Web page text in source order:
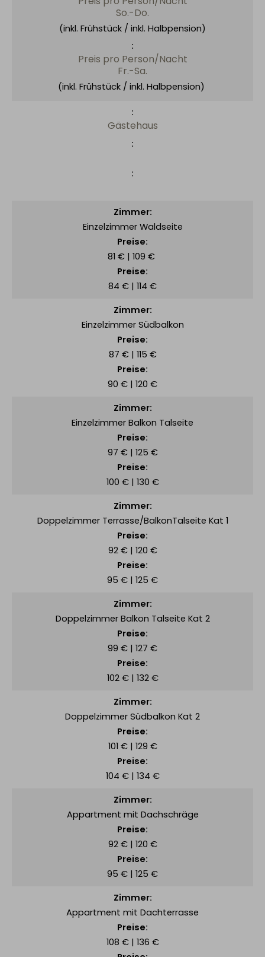
So.-Do.
(inkl. Frühstück / inkl. Halbpension)
Preis pro Person/Nacht
Fr.-Sa.
(inkl. Frühstück / inkl. Halbpension)
Gästehaus
Einzelzimmer Waldseite
81 € | 109 €
84 € | 114 €
Einzelzimmer Südbalkon
87 € | 115 €
90 € | 120 €
Einzelzimmer Balkon Talseite
97 € | 125 €
100 € | 130 €
Doppelzimmer Terrasse/BalkonTalseite Kat 1
92 € | 120 €
95 € | 125 €
Doppelzimmer Balkon Talseite Kat 2
99 € | 127 €
102 € | 132 €
Doppelzimmer Südbalkon Kat 2
101 € | 129 €
104 € | 134 €
Appartment mit Dachschräge
92 € | 120 €
95 € | 125 €
Appartment mit Dachterrasse
108 € | 136 €